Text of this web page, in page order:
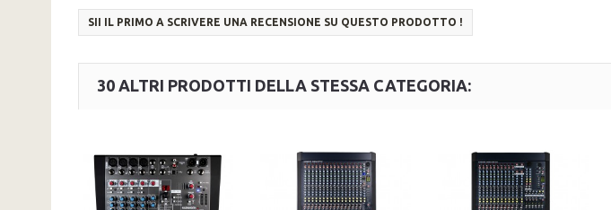
SII IL PRIMO A SCRIVERE UNA RECENSIONE SU QUESTO PRODOTTO !
30 ALTRI PRODOTTI DELLA STESSA CATEGORIA: